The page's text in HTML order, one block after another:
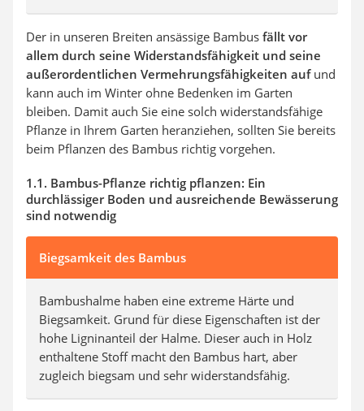
Der in unseren Breiten ansässige Bambus fällt vor
allem durch seine Widerstandsfähigkeit und seine
außerordentlichen Vermehrungsfähigkeiten auf und
kann auch im Winter ohne Bedenken im Garten
bleiben. Damit auch Sie eine solch widerstandsfähige
Pflanze in Ihrem Garten heranziehen, sollten Sie bereits
beim Pflanzen des Bambus richtig vorgehen.
1.1. Bambus-Pflanze richtig pflanzen: Ein
durchlässiger Boden und ausreichende Bewässerung
sind notwendig
Biegsamkeit des Bambus
Bambushalme haben eine extreme Härte und
Biegsamkeit. Grund für diese Eigenschaften ist der
hohe Ligninanteil der Halme. Dieser auch in Holz
enthaltene Stoff macht den Bambus hart, aber
zugleich biegsam und sehr widerstandsfähig.